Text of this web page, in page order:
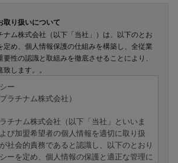
取り扱いについて
ナム株式会社（以下「当社」）は、以下のとお
定め、個人情報保護の仕組みを構築し、全従業
性の認識と取組みを徹底させることにより、
します。。
ー
ラチナム株式会社）
チナム株式会社（以下「当社」といいま
び加盟希望者の個人情報を適切に取り扱
社会的責務であると認識し、以下のとおり
ーを定め、個人情報の保護と適正な管理に